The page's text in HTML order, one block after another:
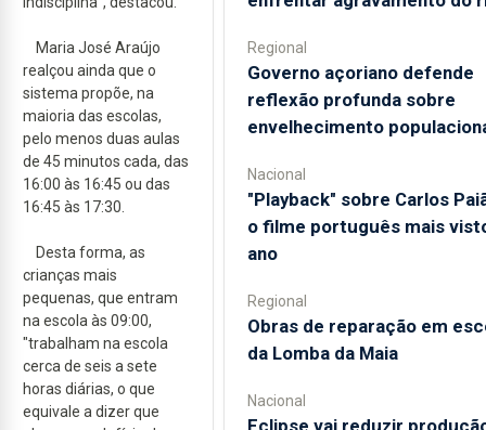
Maria José Araújo
realçou ainda que o
sistema propõe, na
maioria das escolas,
pelo menos duas aulas
de 45 minutos cada, das
16:00 às 16:45 ou das
16:45 às 17:30.
Desta forma, as
crianças mais
pequenas, que entram
na escola às 09:00,
"trabalham na escola
cerca de seis a sete
horas diárias, o que
equivale a dizer que
Regional
Governo açoriano defende
reflexão profunda sobre
envelhecimento
Nacional
"Playback" sobre Carlos
o filme português mais
ano
Regional
Obras de reparação em
da Lomba da Maia
Nacional
Eclipse vai reduzir